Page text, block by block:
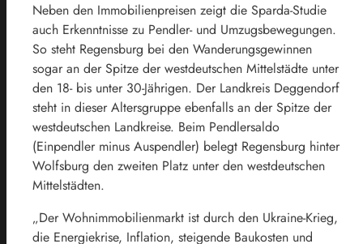
Neben den Immobilienpreisen zeigt die Sparda-Studie
auch Erkenntnisse zu Pendler- und Umzugsbewegungen.
So steht Regensburg bei den Wanderungsgewinnen
sogar an der Spitze der westdeutschen Mittelstädte unter
den 18- bis unter 30-Jährigen. Der Landkreis Deggendorf
steht in dieser Altersgruppe ebenfalls an der Spitze der
westdeutschen Landkreise. Beim Pendlersaldo
(Einpendler minus Auspendler) belegt Regensburg hinter
Wolfsburg den zweiten Platz unter den westdeutschen
Mittelstädten.
„Der Wohnimmobilienmarkt ist durch den Ukraine-Krieg,
die Energiekrise, Inflation, steigende Baukosten und